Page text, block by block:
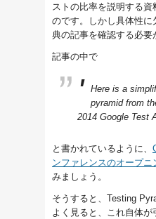
ストの比率を説明する
のです。しかし具体性に
典の記事を確認する必要
記事の中で
Here is a
pyramid from
2014 Google Test
と書かれているように、
ンファレンスのオープニ
みましょう。
そうすると、Testing
よく見ると、これ自体